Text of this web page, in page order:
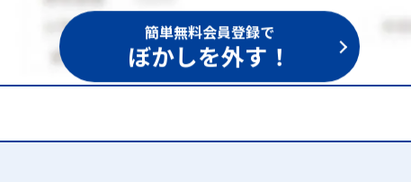
簡単無料会員登録で
ぼかしを外す！